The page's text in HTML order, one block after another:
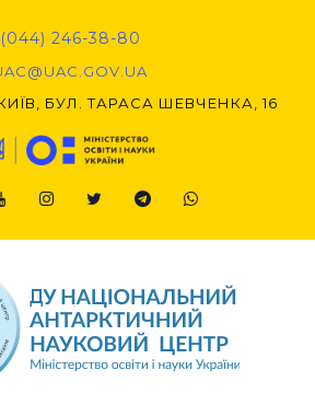
(044) 246-38-80
КИЇВ, БУЛ. ТАРАСА ШЕВЧЕНКА, 16